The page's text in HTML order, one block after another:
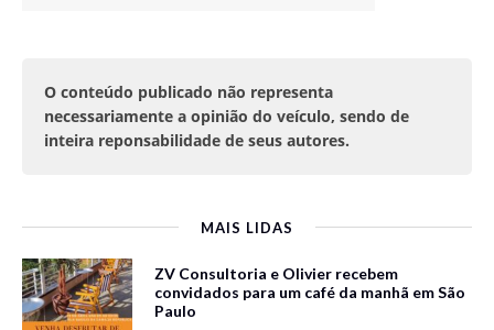
O conteúdo publicado não representa
necessariamente a opinião do veículo, sendo de
inteira reponsabilidade de seus autores.
MAIS LIDAS
ZV Consultoria e Olivier recebem
convidados para um café da manhã em São
Paulo